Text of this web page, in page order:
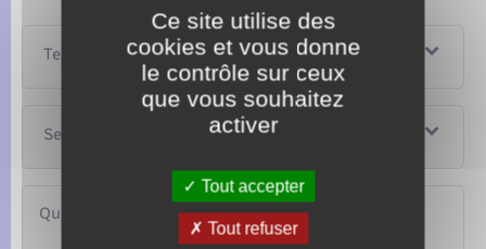
Textes de référence
Services en ligne et formulaires
Questions ? Réponses !
Ce site utilise des
cookies et vous donne
le contrôle sur ceux
que vous souhaitez
activer
Tout accepter
Tout refuser